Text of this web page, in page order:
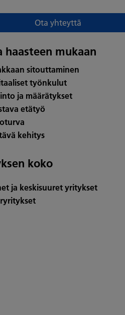
Ota yhteyttä
haasteen mukaan
sitouttaminen
työnkulut
ja määrätykset
etätyö
kehitys
koko
ja keskisuuret yritykset